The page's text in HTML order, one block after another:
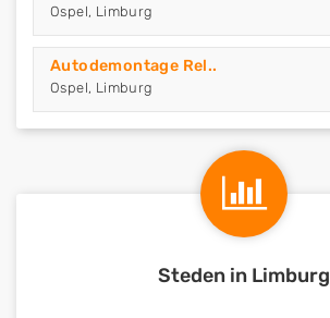
Ospel, Limburg
Autodemontage Rel..
Ospel, Limburg
Steden in Limburg